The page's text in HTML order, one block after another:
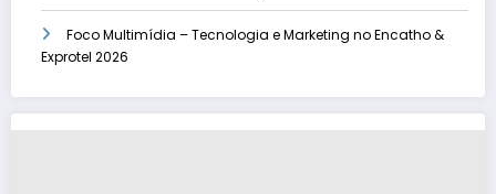
Foco Multimídia – Tecnologia e Marketing no Encatho &
Exprotel 2026